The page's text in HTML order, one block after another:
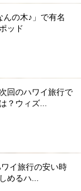
んの木♪」で有名
ッド
回のハワイ旅行で
？ウィズ...
ワイ旅行の安い時
めるハ...